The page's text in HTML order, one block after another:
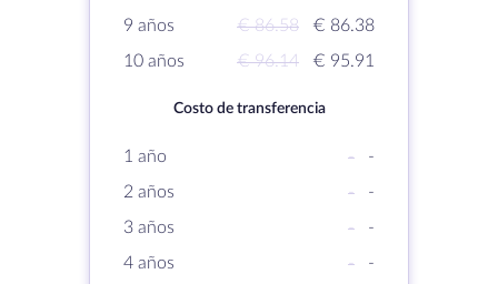
9 años
€ 86.58
€ 86.38
10 años
€ 96.14 € 95.91
Costo de transferencia
1 año -
-
2 años
-
-
3 años
-
-
4 años
-
-